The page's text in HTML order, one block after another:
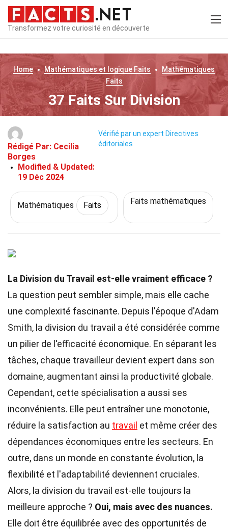
Transformez votre curiosité en découverte
Home Mathématiques et logique Faits
Mathématiques
Faits
37 Faits Sur Division
Rédigé Par: Cecilia
Borges
Modified & Updated:
19 Déc 2024
Vérifié par un expert Directives
éditoriales
Mathématiques Faits Faits mathématiques
La Division du Travail est-elle vraiment efficace ?
La question peut sembler simple, mais elle cache
une complexité fascinante. Depuis l'époque d'Adam
Smith, la division du travail a été considérée comme
un pilier de l'efficacité économique. En séparant les
tâches, chaque travailleur devient expert dans son
domaine, augmentant ainsi la productivité globale.
Cependant, cette spécialisation a aussi ses
inconvénients. Elle peut entraîner une monotonie,
réduire la satisfaction au travail et même créer des
dépendances économiques entre les secteurs. En
outre, dans un monde en constante évolution, la
flexibilité et l'adaptabilité deviennent cruciales.
Alors, la division du travail est-elle toujours la
meilleure approche ? Oui, mais avec des nuances.
Elle doit être équilibrée avec des opportunités de